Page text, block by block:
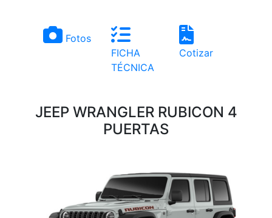
Fotos
FICHA
TÉCNICA
Cotizar
JEEP WRANGLER RUBICON 4
PUERTAS